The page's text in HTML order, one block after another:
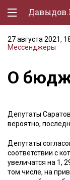
Политическая
Природа
Спорт
Культура
Lifestyle
27 августа 2021,
Мессенджеры
О
Депутаты
вероятно,
Депутаты
соответствии с
увеличатся на 1,
том числе, на